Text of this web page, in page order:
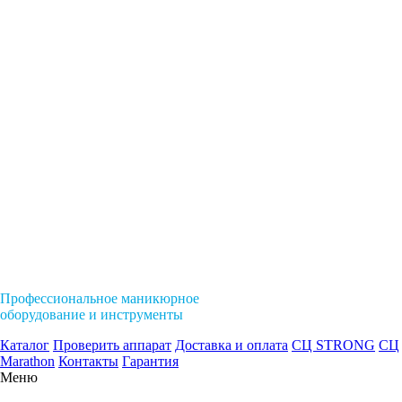
Профессиональное маникюрное
оборудование и инструменты
Каталог Проверить аппарат Доставка и оплата СЦ STRONG СЦ
Marathon Контакты Гарантия
Меню